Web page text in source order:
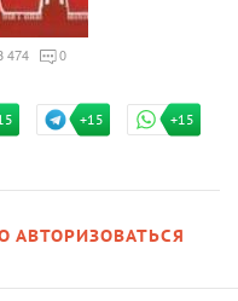
474 0
+15 +15
АВТОРИЗОВАТЬСЯ